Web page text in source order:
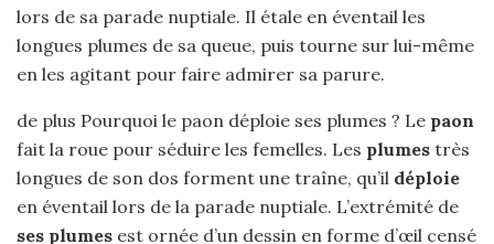
lors de sa parade nuptiale. Il étale en éventail les
longues plumes de sa queue, puis tourne sur lui-même
en les agitant pour faire admirer sa parure.
de plus Pourquoi le paon déploie ses plumes ? Le paon
fait la roue pour séduire les femelles. Les plumes très
longues de son dos forment une traîne, qu’il déploie
en éventail lors de la parade nuptiale. L’extrémité de
ses plumes est ornée d’un dessin en forme d’œil censé